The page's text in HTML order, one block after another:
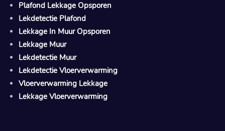
Plafond Lekkage Opsporen
Lekdetectie Plafond
Lekkage In Muur Opsporen
Lekkage Muur
Lekdetectie Muur
Lekdetectie Vloerverwarming
Vloerverwarming Lekkage
Lekkage Vloerverwarming